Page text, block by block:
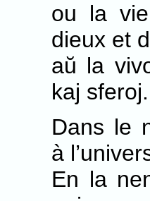
ou la
dieux et
aŭ la
kaj sferoj.
Dans le
à
En la